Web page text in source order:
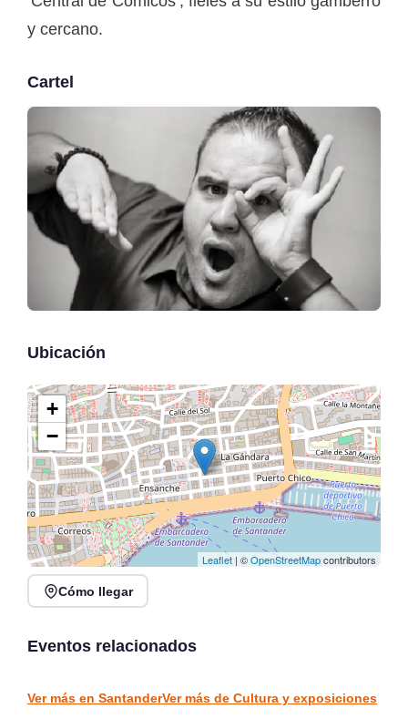
y cercano.
Cartel
Ubicación
+
−
Leaflet| ©OpenStreetMapcontributors
Cómo llegar
Eventos relacionados
Veranos en Jado en
Santander
Ver más en SantanderVer más de Cultura y exposiciones